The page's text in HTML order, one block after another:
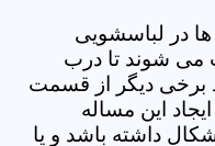
در لباسشویی
شوند تا درب
برخی دیگر از قسمت
این مساله
داشته باشد و یا